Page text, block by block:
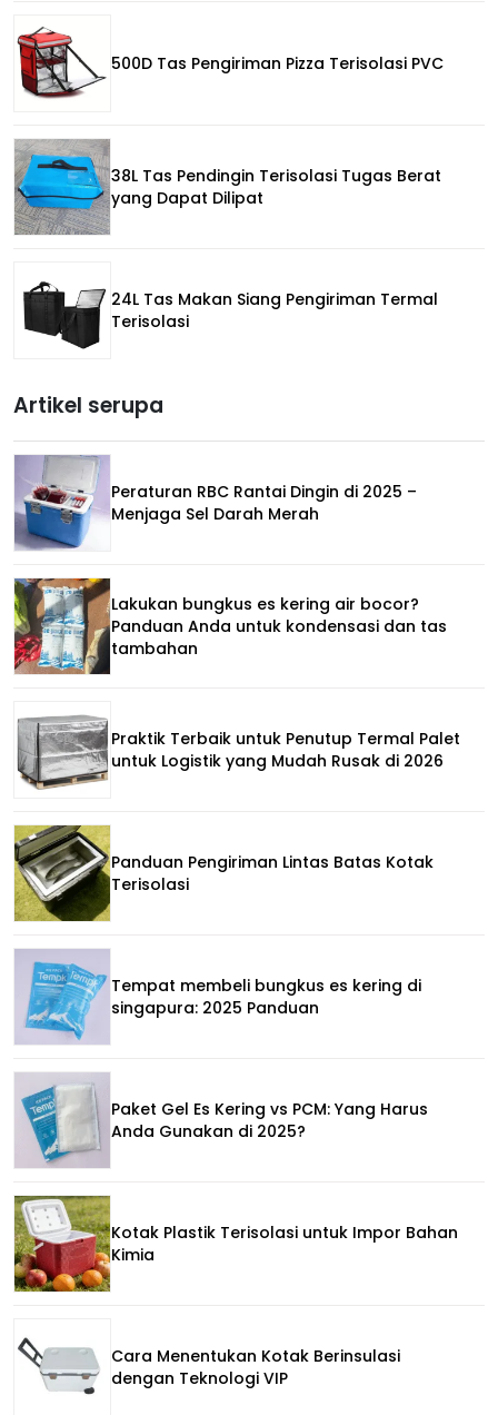
500D Tas Pengiriman Pizza Terisolasi PVC
38L Tas Pendingin Terisolasi Tugas Berat
yang Dapat Dilipat
24L Tas Makan Siang Pengiriman Termal
Terisolasi
Artikel serupa
Peraturan RBC Rantai Dingin di 2025 –
Menjaga Sel Darah Merah
Lakukan bungkus es kering air bocor?
Panduan Anda untuk kondensasi dan tas
tambahan
Praktik Terbaik untuk Penutup Termal Palet
untuk Logistik yang Mudah Rusak di 2026
Panduan Pengiriman Lintas Batas Kotak
Terisolasi
Tempat membeli bungkus es kering di
singapura: 2025 Panduan
Paket Gel Es Kering vs PCM: Yang Harus
Anda Gunakan di 2025?
Kotak Plastik Terisolasi untuk Impor Bahan
Kimia
Cara Menentukan Kotak Berinsulasi
dengan Teknologi VIP